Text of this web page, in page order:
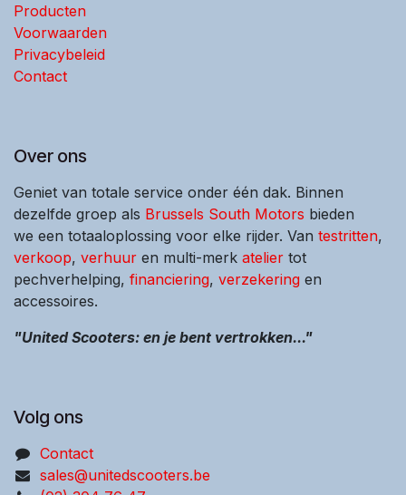
Producten
Voorwaarden
Privacybeleid
Contact
Over ons
Geniet van totale service onder één dak. Binnen
dezelfde groep als Brussels South Motors bieden
we een totaaloplossing voor elke rijder. Van testritten,
verkoop, verhuur en multi-merk atelier tot
pechverhelping, financiering, verzekering en
accessoires.
"United Scooters: en je bent vertrokken..."
Volg ons
Contact
sales@unitedscooters.be